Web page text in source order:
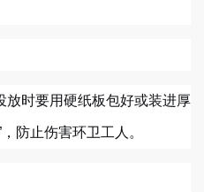
放时要用硬纸板包好或装进厚
防止伤害环卫工人。